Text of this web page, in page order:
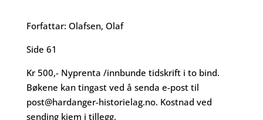
Forfattar: Olafsen, Olaf
Side 61
Kr 500,- Nyprenta /innbunde tidskrift i to bind.
Bøkene kan tingast ved å senda e-post til
post@hardanger-historielag.no. Kostnad ved
sending kjem i tillegg.